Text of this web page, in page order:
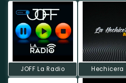
JOFF La Radio Hechicera